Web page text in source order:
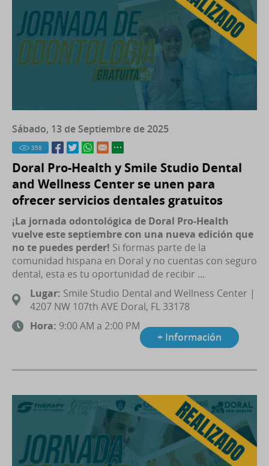
Sábado, 13 de Septiembre de 2025
358
Doral Pro-Health y Smile Studio Dental
and Wellness Center se unen para
ofrecer servicios dentales gratuitos
¡La jornada odontológica de Doral Pro-Health
vuelve este septiembre con una nueva edición que
no te puedes perder! Si formas parte de la
comunidad hispana en Doral y no cuentas con seguro
dental, esta es tu oportunidad de recibir ...
Lugar: Smile Studio Dental and Wellness Center |
4207 NW 107th AVE Doral, FL 33178
Hora: 9:00 AM a 2:00 PM
+ Información